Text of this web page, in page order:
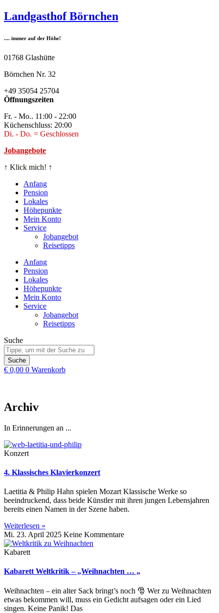
Zum
Inhalt
Landgasthof Börnchen
.... immer auf der Höhe!
01768 Glashütte
Börnchen Nr. 32
+49 35054 25704
Öffnungszeiten
Fr. - Mo.. 11:00 - 22:00
Küchenschluss: 20:00
Di. - Do. = Geschlossen
Jobangebote
↑ Klick mich! ↑
Anfang
Pension
Lokales
Höhepunkte
Mein Konto
Service
Jobangebot
Reisetipps
Anfang
Pension
Lokales
Höhepunkte
Mein Konto
Service
Jobangebot
Reisetipps
Suche
Suche
€ 0,00 0 Warenkorb
Archiv
In Erinnerungen an ...
Konzert
4. Klassisches Klavierkonzert
Laetitia & Philip Hahn spielen Mozart Klassische Werke so
beeindruckend, dass beide Künstler mit ihren jungen Lebensjahren
bereits einen Namen in der Szene haben.
Weiterlesen »
Mi. 23. April 2025 Keine Kommentare
Kabarett
Kabarett Weltkritik – „Weihnachten … „
Weihnachten – ein alter Sack bringt’s noch 🎅 Wer zu Weihnachten
etwas bekommen will, muss ein Gedicht aufsagen oder ein Lied
singen. Keine Panik! Das